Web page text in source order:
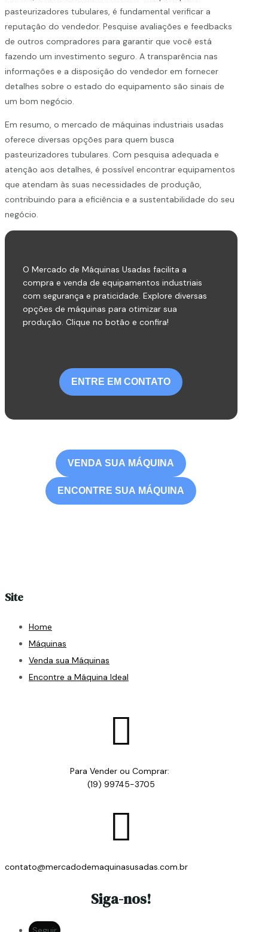
pasteurizadores tubulares, é fundamental verificar a
reputação do vendedor. Pesquise avaliações e feedbacks
de outros compradores para garantir que você está
fazendo um investimento seguro. A transparência nas
informações e a disposição do vendedor em fornecer
detalhes sobre o estado do equipamento são sinais de
um bom negócio.
Em resumo, o mercado de máquinas industriais usadas
oferece diversas opções para quem busca
pasteurizadores tubulares. Com pesquisa adequada e
atenção aos detalhes, é possível encontrar equipamentos
que atendam às suas necessidades de produção,
contribuindo para a eficiência e a sustentabilidade do seu
negócio.
O Mercado de Máquinas Usadas facilita a
compra e venda de equipamentos industriais
com segurança e praticidade. Explore diversas
opções de máquinas para otimizar sua
produção. Clique no botão e confira!
ENTRE EM CONTATO
VENDA SUA MÁQUINA
ENCONTRE SUA MÁQUINA
Site
Home
Máquinas
Venda sua Máquinas
Encontre a Máquina Ideal

Para Vender ou Comprar:
(19) 99745-3705

contato@mercadodemaquinasusadas.com.br
Siga-nos!